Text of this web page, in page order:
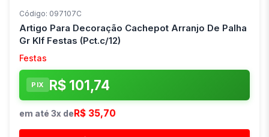
Código: 097107C
Artigo Para Decoração Cachepot Arranjo De Palha
Gr Klf Festas (Pct.c/12)
Festas
PIX R$ 101,74
em até 3x deR$ 35,70